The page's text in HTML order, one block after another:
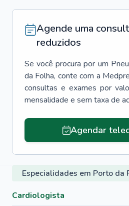
Agende uma
reduzidos
Se você procura por um
da Folha, conte com a
consultas e exames por
mensalidade e sem taxa de
Agendar
Especialidades em Porto da
Cardiologista